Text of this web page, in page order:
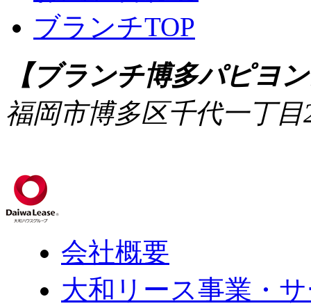
ブランチTOP
【ブランチ博多パピヨ
福岡市博多区千代一丁目
会社概要
大和リース事業・